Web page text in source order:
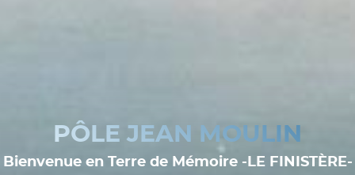
PÔLE JEAN MOULIN
Bienvenue en Terre de Mémoire -LE FINISTÈRE-